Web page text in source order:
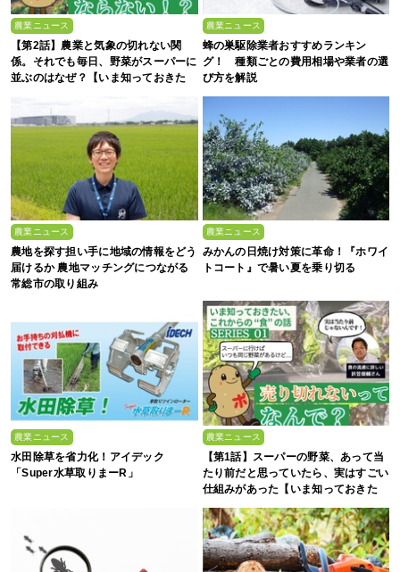
農業ニュース
【第2話】農業と気象の切れない関
係。それでも毎日、野菜がスーパーに
並ぶのはなぜ？【いま知っておきた
農業ニュース
蜂の巣駆除業者おすすめランキン
グ！ 種類ごとの費用相場や業者の選
び方を解説
農業ニュース
農地を探す担い手に地域の情報をどう
届けるか 農地マッチングにつながる
常総市の取り組み
農業ニュース
みかんの日焼け対策に革命！『ホワイ
トコート』で暑い夏を乗り切る
農業ニュース
水田除草を省力化！アイデック
「Super水草取りまーR」
農業ニュース
【第1話】スーパーの野菜、あって当
たり前だと思っていたら、実はすごい
仕組みがあった【いま知っておきた
い、これからの”食”の話】